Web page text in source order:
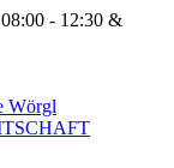
08:00 - 12:30 &